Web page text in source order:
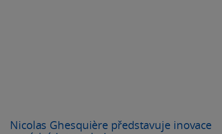
Nicolas Ghesquière představuje inovace